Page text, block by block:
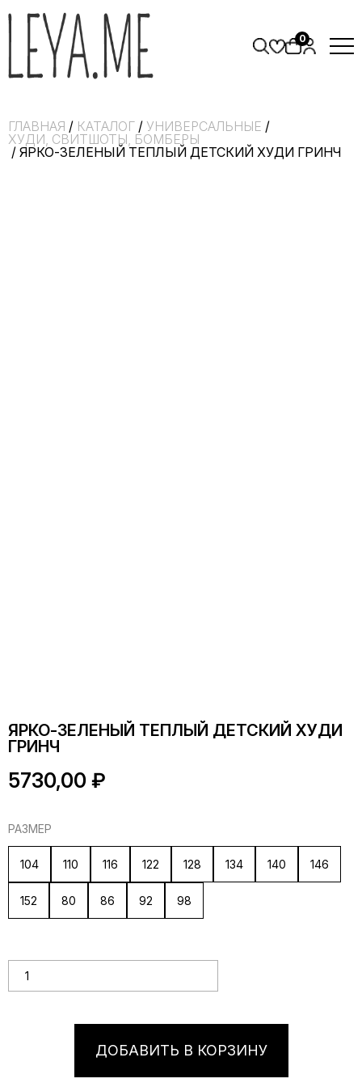
0
ГЛАВНАЯ / КАТАЛОГ / УНИВЕРСАЛЬНЫЕ /
ХУДИ, СВИТШОТЫ, БОМБЕРЫ
/ ЯРКО-ЗЕЛЕНЫЙ ТЕПЛЫЙ ДЕТСКИЙ ХУДИ ГРИНЧ
ЯРКО-ЗЕЛЕНЫЙ ТЕПЛЫЙ ДЕТСКИЙ ХУДИ
ГРИНЧ
5730,00 ₽
РАЗМЕР
104 110 116 122 128 134 140 146
152 80 86 92 98
ДОБАВИТЬ В КОРЗИНУ